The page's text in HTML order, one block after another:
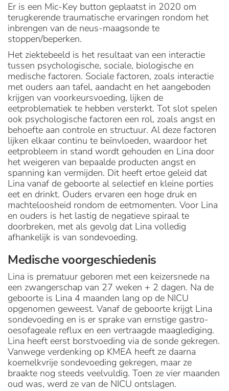
Er is een Mic-Key button geplaatst in 2020 om
terugkerende traumatische ervaringen rondom het
inbrengen van de neus-maagsonde te
stoppen/beperken.
Het ziektebeeld is het resultaat van een interactie
tussen psychologische, sociale, biologische en
medische factoren. Sociale factoren, zoals interactie
met ouders aan tafel, aandacht en het aangeboden
krijgen van voorkeursvoeding, lijken de
eetproblematiek te hebben versterkt. Tot slot spelen
ook psychologische factoren een rol, zoals angst en
behoefte aan controle en structuur. Al deze factoren
lijken elkaar continu te beïnvloeden, waardoor het
eetprobleem in stand wordt gehouden en Lina door
het weigeren van bepaalde producten angst en
spanning kan vermijden. Dit heeft ertoe geleid dat
Lina vanaf de geboorte al selectief en kleine porties
eet en drinkt. Ouders ervaren een hoge druk en
machteloosheid rondom de eetmomenten. Voor Lina
en ouders is het lastig de negatieve spiraal te
doorbreken, met als gevolg dat Lina volledig
afhankelijk is van sondevoeding.
Medische voorgeschiedenis
Lina is prematuur geboren met een keizersnede na
een zwangerschap van 27 weken + 2 dagen. Na de
geboorte is Lina 4 maanden lang op de NICU
opgenomen geweest. Vanaf de geboorte krijgt Lina
sondevoeding en is er sprake van ernstige gastro-
oesofageale reflux en een vertraagde maaglediging.
Lina heeft eerst borstvoeding via de sonde gekregen.
Vanwege verdenking op KMEA heeft ze daarna
koemelkvrije sondevoeding gekregen, maar ze
braakte nog steeds veelvuldig. Toen ze vier maanden
oud was, werd ze van de NICU ontslagen.